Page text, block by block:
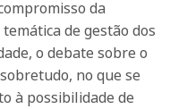
da
de gestão dos
o debate sobre o
no que se
à possibilidade de